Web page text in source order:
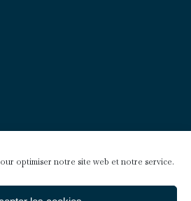
optimiser notre site web et notre service.